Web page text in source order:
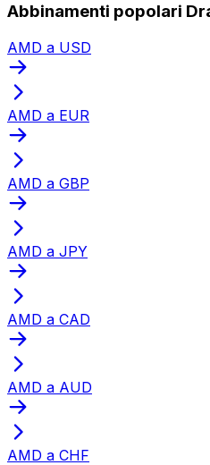
Abbinamenti popolari
AMD a USD
AMD a EUR
AMD a GBP
AMD a JPY
AMD a CAD
AMD a AUD
AMD a CHF